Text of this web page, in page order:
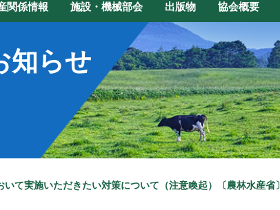
関係情報 施設・機械部会 出版物 協会概要
知らせ
て実施いただきたい対策について（注意喚起）〔農林水産省〕